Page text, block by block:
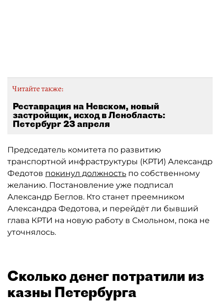
Читайте также:
Реставрация на Невском, новый
застройщик, исход в Ленобласть:
Петербург 23 апреля
Председатель комитета по развитию
транспортной инфраструктуры (КРТИ) Александр
Федотов покинул должность по собственному
желанию. Постановление уже подписал
Александр Беглов. Кто станет преемником
Александра Федотова, и перейдёт ли бывший
глава КРТИ на новую работу в Смольном, пока не
уточнялось.
Сколько денег потратили из
казны Петербурга